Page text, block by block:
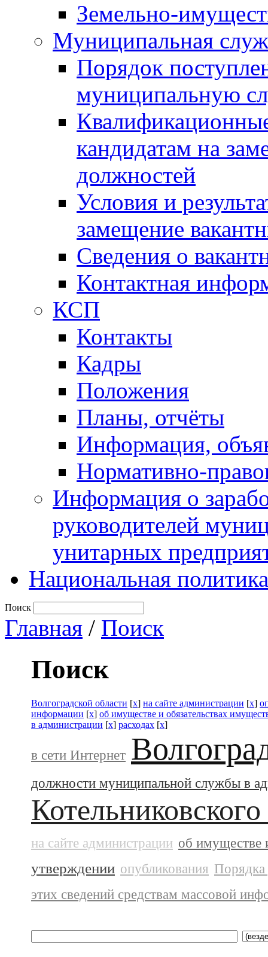
Земельно-
Муниципальная
Порядок
муниципальную
кандидатам на
должностей
Условия и
замещение
Сведения о
Контактная
КСП
Контакты
Кадры
Положения
Планы, отчёты
Информация,
Нормативно-
Информация о
руководителей
унитарных
Национальная политика
Поиск
Главная / Поиск
Поиск
Волгоградской области [x] на сайте администрации [x]
информации [x] об имуществе и обязательствах
в администрации [x] расходах [x]
в сети Интернет
должности муниципальной службы в
на сайте администрации об имуществе
утверждении опубликования Порядка
этих сведений средствам массовой